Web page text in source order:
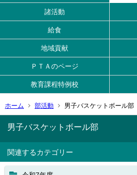
諸活動
給食
地域貢献
ＰＴＡのページ
教育課程特例校
ホーム 部活動 男子バスケットボール部
男子バスケットボール部
関連するカテゴリー